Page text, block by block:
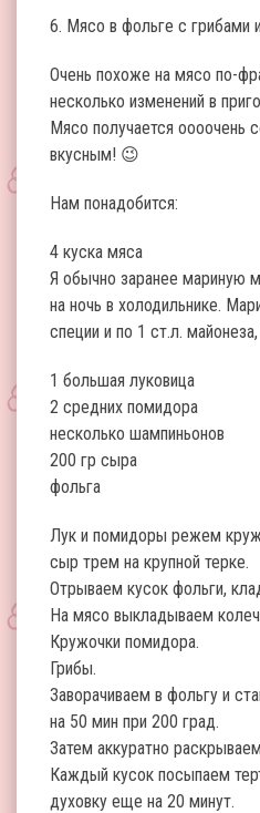
6. Мясо в фольге с грибами
Очень похоже на мясо по-
несколько изменений в
Мясо получается оооочень
вкусным! 😉
Нам понадобится:
4 куска мяса
Я обычно заранее мариную
на ночь в холодильнике.
специи и по 1 ст.л.
1 большая луковица
2 средних помидора
несколько шампиньонов
200 гр сыра
фольга
Лук и помидоры режем
сыр трем на крупной терке.
Отрываем кусок фольги,
На мясо выкладываем
Кружочки помидора.
Грибы.
Заворачиваем в фольгу и
на 50 мин при 200 град.
Затем аккуратно
Каждый кусок посыпаем
духовку еще на 20 минут.